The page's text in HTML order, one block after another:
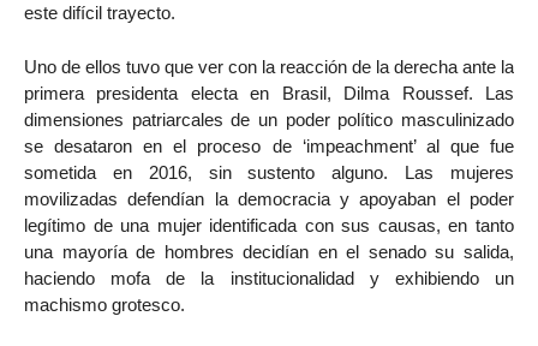
este difícil trayecto.
Uno de ellos tuvo que ver con la reacción de la derecha ante la
primera presidenta electa en Brasil, Dilma Roussef. Las
dimensiones patriarcales de un poder político masculinizado
se desataron en el proceso de ‘impeachment’ al que fue
sometida en 2016, sin sustento alguno. Las mujeres
movilizadas defendían la democracia y apoyaban el poder
legítimo de una mujer identificada con sus causas, en tanto
una mayoría de hombres decidían en el senado su salida,
haciendo mofa de la institucionalidad y exhibiendo un
machismo grotesco.